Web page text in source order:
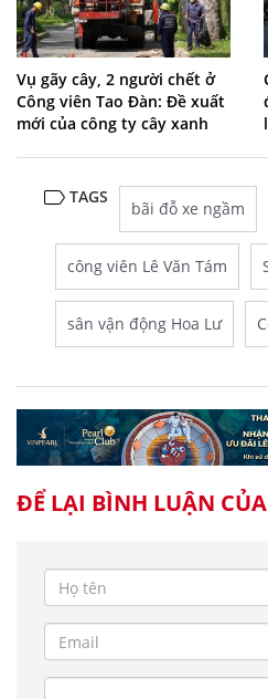
Vụ gãy cây, 2 người chết ở
Công viên Tao Đàn: Đề xuất
mới của công ty cây xanh
TAGS
bãi đỗ xe ngầm
công viên Lê Văn Tám
sân vận động Hoa Lư
ĐỂ LẠI BÌNH LUẬN